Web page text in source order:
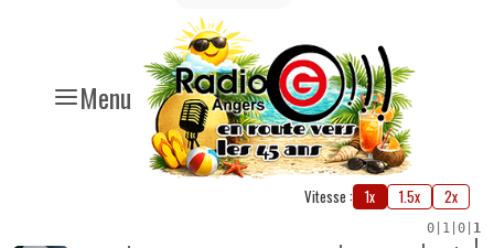
Menu
Vitesse : 1x 1.5x 2x
0 1 0 1